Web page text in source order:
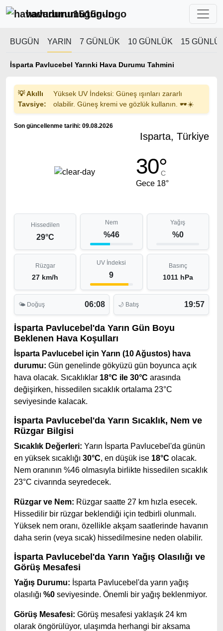
havadurumu15gun
BUGÜN YARIN 7 GÜNLÜK 10 GÜNLÜK 15
İsparta Pavlucebel Yarınki Hava Durumu Tahmini
💡 Akıllı
Tavsiye:
Yüksek UV İndeksi: Güneş ışınları zararlı
olabilir. Güneş kremi ve gözlük kullanın. 🕶️☀️
Son güncellenme tarihi: 09.08.2026
Isparta, Türkiye
30°
C
Gece 18°
Hissedilen
29°C
Nem
%46
Yağış
%0
Rüzgar
27 km/h
UV İndeksi
9
Basınç
1011 hPa
🌤 Doğuş 06:08 🌙 Batış 19:57
İsparta Pavlucebel'da Yarın Gün Boyu
Beklenen Hava Koşulları
İsparta Pavlucebel için Yarın (10 Ağustos) hava
durumu: Gün genelinde gökyüzü gün boyunca açık
hava olacak. Sıcaklıklar 18°C ile 30°C arasında
değişirken, hissedilen sıcaklık ortalama 23°C
seviyesinde kalacak.
İsparta Pavlucebel'da Yarın Sıcaklık, Nem ve
Rüzgar Bilgisi
Sıcaklık Değerleri: Yarın İsparta Pavlucebel'da günün
en yüksek sıcaklığı 30°C, en düşük ise 18°C olacak.
Nem oranının %46 olmasıyla birlikte hissedilen sıcaklık
23°C civarında seyredecek.
Rüzgar ve Nem: Rüzgar saatte 27 km hızla esecek.
Hissedilir bir rüzgar beklendiği için tedbirli olunmalı.
Yüksek nem oranı, özellikle akşam saatlerinde havanın
daha serin (veya sıcak) hissedilmesine neden olabilir.
İsparta Pavlucebel'da Yarın Yağış Olasılığı ve
Görüş Mesafesi
Yağış Durumu: İsparta Pavlucebel'da yarın yağış
olasılığı %0 seviyesinde. Önemli bir yağış beklenmiyor.
Görüş Mesafesi: Görüş mesafesi yaklaşık 24 km
olarak öngörülüyor, ulaşımda herhangi bir aksama